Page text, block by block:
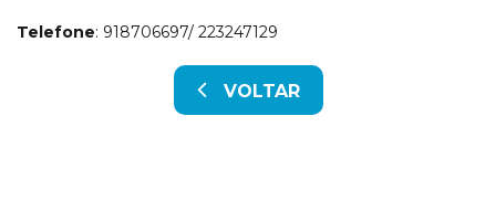
Telefone: 918706697/ 223247129
VOLTAR